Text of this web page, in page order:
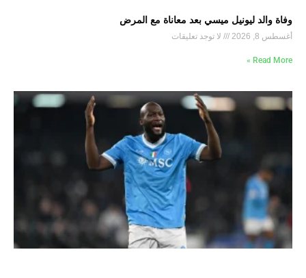
وفاة والد ليونيل ميسي بعد معاناة مع المرض
أغسطس 8, 2026 لا توجد تعليقات
Read More »